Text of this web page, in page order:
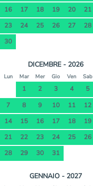
16
17 18 19 20 21
23
24 25 26 27 28
30
DICEMBRE - 2026
Lun Mar Mer Gio Ven Sab
1 2 3 4 5
7
8 9 10 11 12
14
15 16 17 18 19
21
22 23 24 25 26
28
29 30 31
GENNAIO - 2027